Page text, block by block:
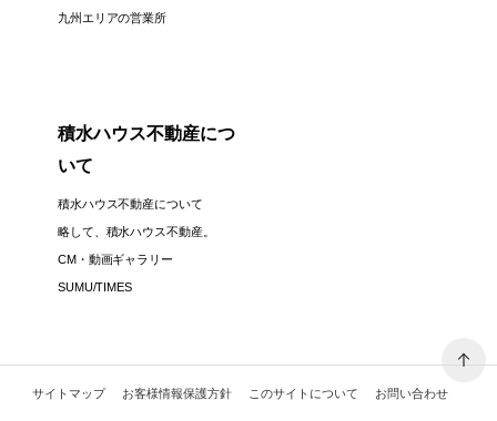
九州エリアの営業所
積水ハウス不動産につ
いて
積水ハウス不動産について
略して、積水ハウス不動産。
CM・動画ギャラリー
SUMU/TIMES
サイトマップ お客様情報保護方針 このサイトについて お問い合わせ